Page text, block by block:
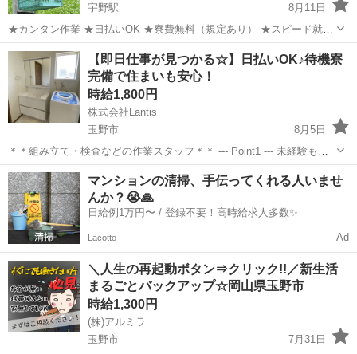
宇野駅
8月11日
★カンタン作業 ★日払いOK ★寮費無料（規定あり） ★スピード就業
（最短翌日） ■ 仕事内容 主に以下のような作業を行います。 基本的
には複数人で作業します。 ・野菜の収穫 ・仕分けや梱包 ...
岡山 玉野市 宇野駅 仕分け 雑草
【即日仕事が見つかる☆】日払いOK♪待機寮
完備で住まいも安心！
時給1,800円
株式会社Lantis
玉野市
8月5日
＊＊組み立て・検査などの作業スタッフ＊＊ --- Point1 --- 未経験も就
業OK！ 工場未経験でもご安心ください！！ 先輩スタッフがイチから
丁寧にサポート！ 未経験からスタートした方も多数活躍しています
☆...
岡山 玉野市 スタッフ
マンションの清掃、手伝ってくれる人いませ
んか？😭🙏
日給例1万円〜 / 登録不要！高時給求人多数✨
Lacotto Ad
＼人生の再起動ボタン⇒クリック!!／新生活
まるごとバックアップ☆岡山県玉野市
時給1,300円
(株)アルミラ
玉野市
7月31日